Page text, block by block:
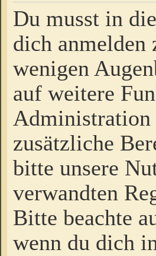
Du musst in
dich
wenigen
auf weitere
Administration
zusätzliche
bitte unsere
verwandten
Bitte beachte
wenn du dich